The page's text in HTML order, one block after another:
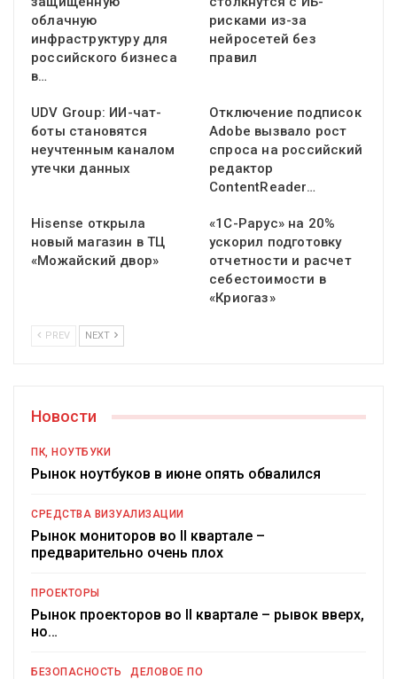
облачную
инфраструктуру для
российского бизнеса
в…
рисками из-за
нейросетей без
правил
UDV Group: ИИ-чат-
боты становятся
неучтенным каналом
утечки данных
Отключение подписок
Adobe вызвало рост
спроса на российский
редактор
ContentReader…
Hisense открыла
новый магазин в ТЦ
«Можайский двор»
«1С-Рарус» на 20%
ускорил подготовку
отчетности и расчет
себестоимости в
«Криогаз»
PREV NEXT
Новости
ПК, НОУТБУКИ
Рынок ноутбуков в июне опять обвалился
СРЕДСТВА ВИЗУАЛИЗАЦИИ
Рынок мониторов во II квартале –
предварительно очень плох
ПРОЕКТОРЫ
Рынок проекторов во II квартале – рывок вверх,
но…
БЕЗОПАСНОСТЬ ДЕЛОВОЕ ПО